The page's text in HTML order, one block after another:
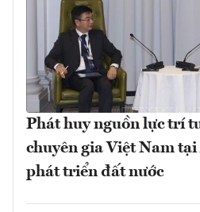
Phát huy nguồn lực trí
chuyên gia Việt Nam
phát triển đất nước